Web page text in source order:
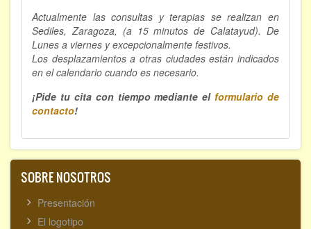
Actualmente las consultas y terapias se realizan en
Sediles, Zaragoza, (a 15 minutos de Calatayud). De
Lunes a viernes y excepcionalmente festivos.
Los desplazamientos a otras ciudades están indicados
en el calendario cuando es necesario.
¡Pide tu cita con tiempo mediante el formulario de
contacto!
SOBRE NOSOTROS
Presentación
El logotipo